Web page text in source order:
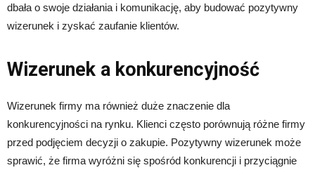
dbała o swoje działania i komunikację, aby budować pozytywny
wizerunek i zyskać zaufanie klientów.
Wizerunek a konkurencyjność
Wizerunek firmy ma również duże znaczenie dla
konkurencyjności na rynku. Klienci często porównują różne firmy
przed podjęciem decyzji o zakupie. Pozytywny wizerunek może
sprawić, że firma wyróżni się spośród konkurencji i przyciągnie